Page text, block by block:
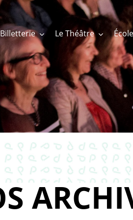
Billetterie Le Théâtre École